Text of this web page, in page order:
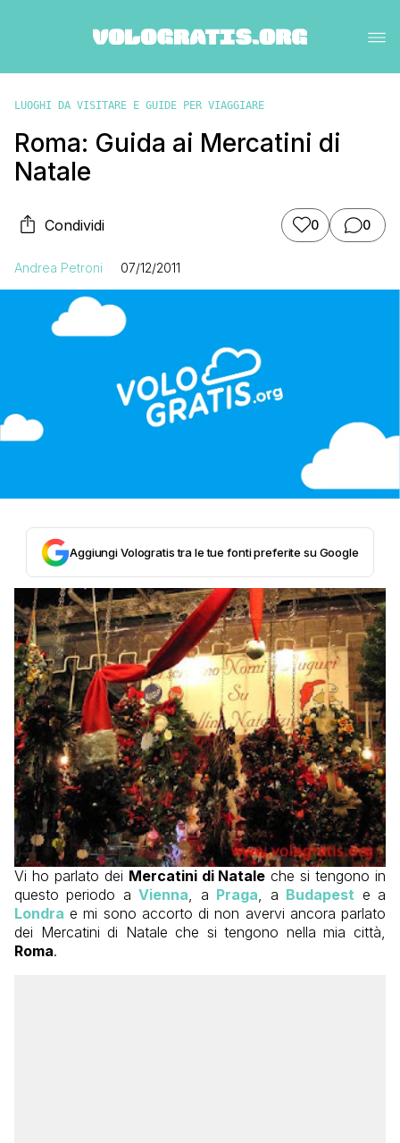
LUOGHI DA VISITARE E GUIDE PER VIAGGIARE
Roma: Guida ai Mercatini di
Natale
Condividi 0 0
Andrea Petroni 07/12/2011
Aggiungi Vologratis tra le tue fonti preferite su Google
Vi ho parlato dei Mercatini di Natale che si tengono in
questo periodo aVienna, a Praga, a Budapest e a
Londra e mi sono accorto di non avervi ancora parlato
dei Mercatini di Natale che si tengono nella mia città,
Roma.